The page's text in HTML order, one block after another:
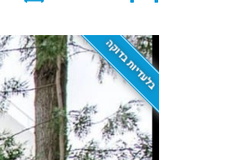
בלעדיות בדוקה